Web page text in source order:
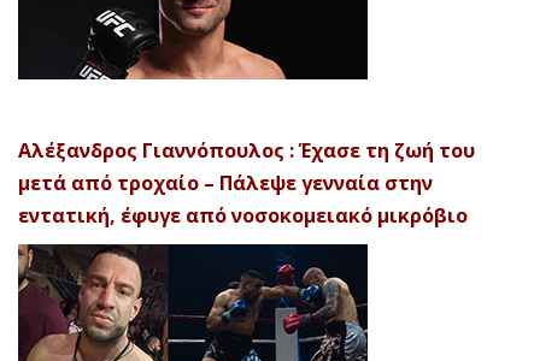
Αλέξανδρος Γιαννόπουλος : Έχασε τη ζωή του
μετά από τροχαίο – Πάλεψε γενναία στην
εντατική, έφυγε από νοσοκομειακό μικρόβιο